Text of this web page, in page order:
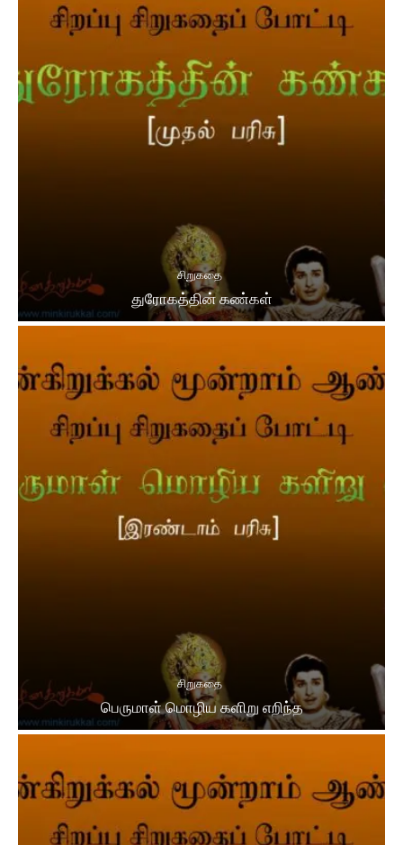
சிறுகதை
துரோகத்தின் கண்கள்
சிறுகதை
பெருமாள் மொழிய களிறு எறிந்த